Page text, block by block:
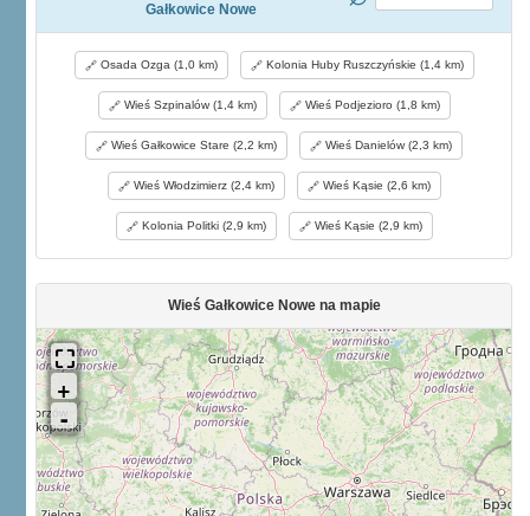
Gałkowice Nowe
Osada Ozga (1,0 km) Kolonia Huby Ruszczyńskie (1,4 km)
Wieś Szpinalów (1,4 km) Wieś Podjezioro (1,8 km)
Wieś Gałkowice Stare (2,2 km) Wieś Danielów (2,3 km)
Wieś Włodzimierz (2,4 km) Wieś Kąsie (2,6 km)
Kolonia Politki (2,9 km) Wieś Kąsie (2,9 km)
Wieś Gałkowice Nowe na mapie